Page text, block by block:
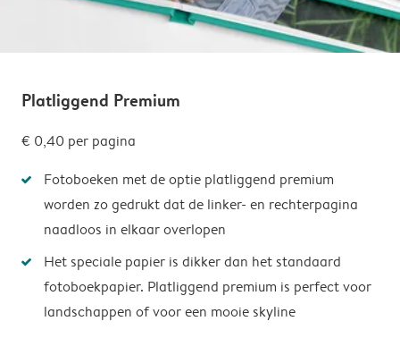
Platliggend Premium
€ 0,40 per pagina
Fotoboeken met de optie platliggend premium
worden zo gedrukt dat de linker- en rechterpagina
naadloos in elkaar overlopen
Het speciale papier is dikker dan het standaard
fotoboekpapier. Platliggend premium is perfect voor
landschappen of voor een mooie skyline